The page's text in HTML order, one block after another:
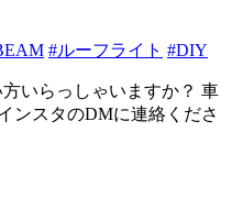
#ルーフライト #DIY
いらっしゃいますか？ 車
ンスタのDMに連絡くださ